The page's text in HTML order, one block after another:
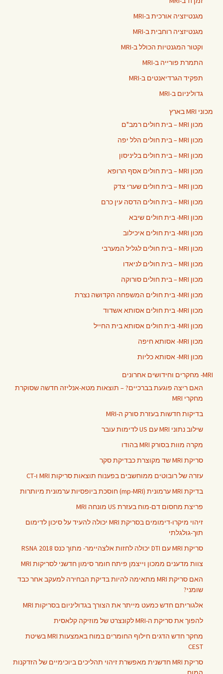
מגנטיזציה אורכית ב-MRI
מגנטיזציה רוחבית ב-MRI
וקטור המגנטיות הכולל ב-MRI
התמרת פורייה ב-MRI
תפקיד הגרדיאנטים ב-MRI
גדוליניום ב-MRI
מכוני MRI בארץ
מכון MRI – בית חולים רמב"ם
מכון MRI – בית חולים הלל יפה
מכון MRI – בית חולים בליניסון
מכון MRI – בית חולים אסף הרופא
מכון MRI – בית חולים שערי צדק
מכון MRI – בית חולים הדסה עין כרם
מכון MRI- בית חולים שיבא
מכון MRI- בית חולים איכילוב
מכון MRI – בית חולים לגליל המערבי
מכון MRI – בית חולים לניאדו
מכון MRI – בית חולים סורוקה
מכון MRI- בית חולים המשפחה הקדושה נצרת
מכון MRI- בית חולים אסותא אשדוד
מכון MRI- בית חולים אסותא בית החייל
מכון MRI- אסותא חיפה
מכון MRI- אסותא כליות
MRI- מחקרים וחידושים אחרונים
האם ריצה פוגעת בברכיים? – תוצאות מטא-אנליזה חדשה שסוקרת
מחקרי MRI
בדיקות חדשות בעזרת סורק ה-MRI
שילוב נתוני MRI עם US לדימות עובר
מקרה מוות בסורק MRI בהודו
סריקת MRI שד מקוצרת כבדיקת סקר
עזרה של רובוטים ממוחשבים בפענוח תוצאות סריקות MRI ו-CT
בדיקת MRI ערמונית (mp-MRI) חוסכת ביופסיות ערמונית מיותרות
פריצת מחסום דם-מוח בעזרת US מונחה MRI
זיהוי מיקרו-דימומים בסריקת MRI יכולה להעיד על סיכון לדימום
תוך-גולגלתי
סריקת MRI עם DTI יכולה לחזות אלצהיימר- מתוך כנס RSNA 2018
צוות מדענים ממכון וייצמן פיתח חומר סימון חדשני לסריקות MRI
האם סריקת MRI מתאימה להיות בדיקת הבחירה למעקב אחר כבד
שומני?
אלגוריתם חדש כמעט מייתר את הצורך בגדוליניום בסריקות MRI
להפוך את סריקת ה-MRI לקונצרט של מוזיקה קלאסית
מחקר חדש הדגים חילוף החומרים במוח באמצעות MRI בשיטת
CEST
סריקת MRI חדשנית מאפשרת זיהוי תהליכים ביוכימיים של הזדקנות